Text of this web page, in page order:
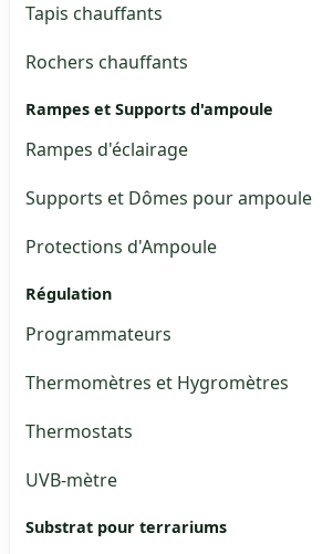
Tapis chauffants
Rochers chauffants
Rampes et Supports d'ampoule
Rampes d'éclairage
Supports et Dômes pour ampoule
Protections d'Ampoule
Régulation
Programmateurs
Thermomètres et Hygromètres
Thermostats
UVB-mètre
Substrat pour terrariums